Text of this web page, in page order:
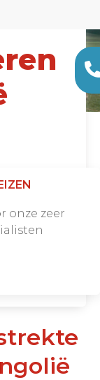
onze zeer